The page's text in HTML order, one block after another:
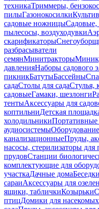
техникаТриммеры,
пилыГазонокосилки
садовые ножницыСадовые,
пылесосы, воздуходувки
скарификаторы
разбрасыватели
семянМинитракторы
давленияНаборы садового
пикникБатутыБассейны
садаСтолы для садаСтулья,
садовыеГамаки, шезлонги
тентыАксессуары для
коптильниДетская
холодильникиПортативные
аудиосистемы
канализационныеПруды,
насосы, стерилизаторы для
прудовСтанции
комплектующие для
участкаДачные домаБеседки
сараиАксессуары для
ящики, табличкиКозырьки
птицДомики для насекомых